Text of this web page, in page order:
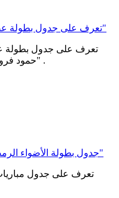
تعرف على جدول بطولة عصاير روان على "كاس شيخ الرياضيين"
تعرف على جدول بطولة
"حمود فروان العنزي" تحت تنظيم فريق المملكة .
جدول بطولة الأضواء الرمضانية على كأس الأسطورة "محمد نور"
تعرف على جدول